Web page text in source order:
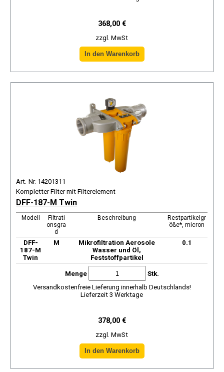
368,00 €
zzgl. MwSt
Art.-Nr. 14201311
Kompletter Filter mit Filterelement
DFF-187-M Twin
Modell
Filtrati
onsgra
d
Beschreibung
Restpartikelgr
öße*, micron
DFF-
187-M
Twin
М
Mikrofiltration Aerosole
Wasser und Öl,
Feststoffpartikel
0.1
Menge
Stk.
Versandkostenfreie Lieferung innerhalb Deutschlands!
Lieferzeit 3 Werktage
378,00 €
zzgl. MwSt